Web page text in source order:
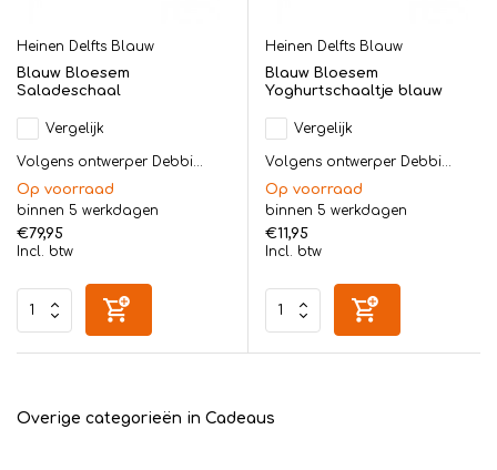
Heinen Delfts Blauw
Blauw Bloesem
Saladeschaal
Vergelijk
Volgens ontwerper Debbi...
Op voorraad
binnen 5 werkdagen
€79,95
Incl. btw
Heinen Delfts Blauw
Blauw Bloesem
Yoghurtschaaltje blauw
Vergelijk
Volgens ontwerper Debbi...
Op voorraad
binnen 5 werkdagen
€11,95
Incl. btw
Overige categorieën in Cadeaus